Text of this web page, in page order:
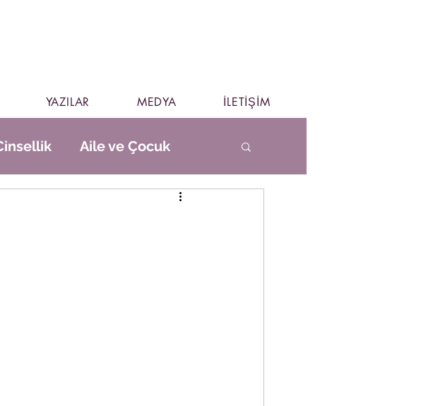
YAZILAR MEDYA İLETİŞİM
Aile ve Çocuk